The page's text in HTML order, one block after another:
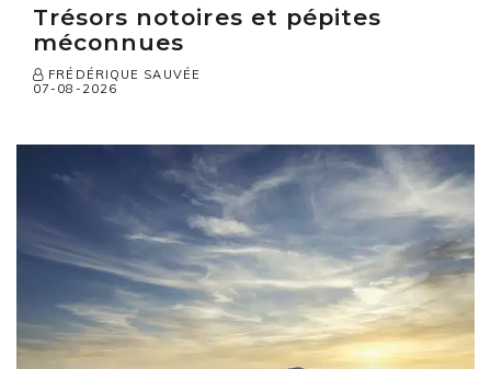
Trésors notoires et pépites
méconnues
FRÉDÉRIQUE SAUVÉE
07-08-2026